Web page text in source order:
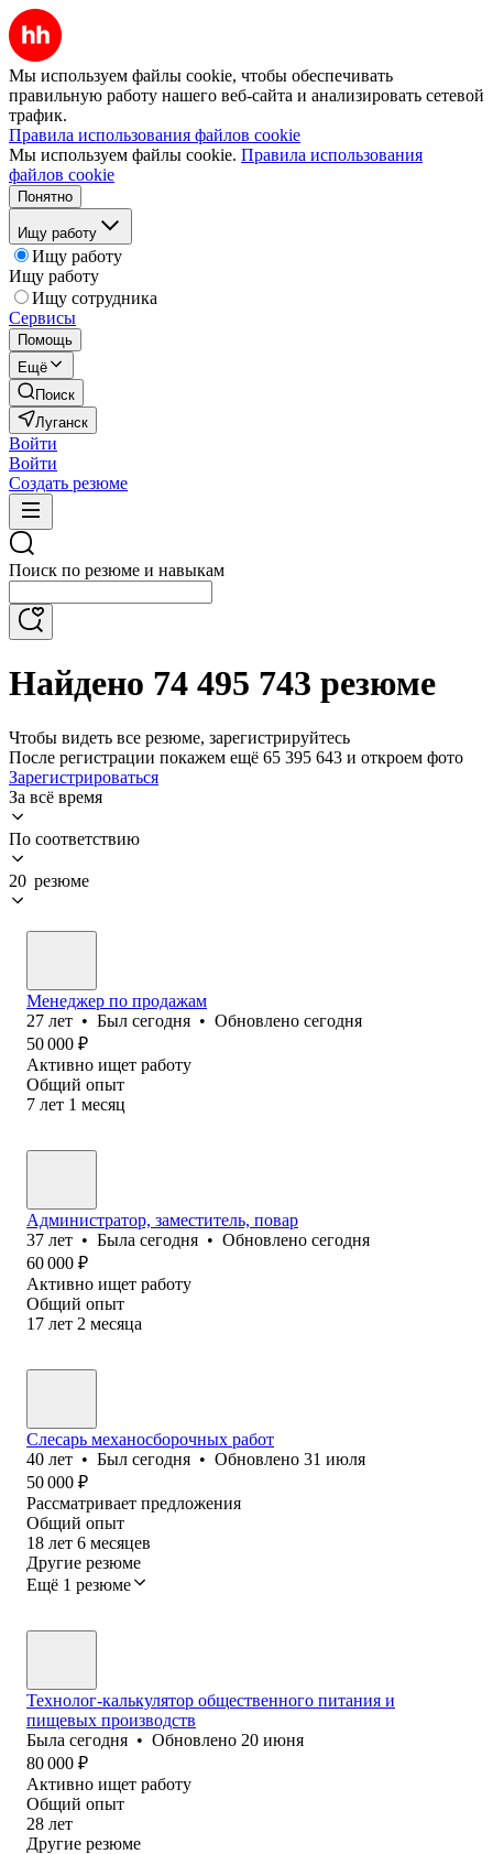
Мы используем файлы cookie, чтобы обеспечивать
правильную работу нашего веб-сайта и анализировать сетевой
трафик.
Правила использования файлов cookie
Мы используем файлы cookie. Правила использования
файлов cookie
Понятно
Ищу работу
Ищу работу
Ищу работу
Ищу сотрудника
Сервисы
Помощь
Ещё
Поиск
Луганск
Войти
Войти
Создать резюме
Поиск по резюме и навыкам
Найдено 74 495 743 резюме
Чтобы видеть все резюме, зарегистрируйтесь
После регистрации покажем ещё 65 395 643 и откроем фото
Зарегистрироваться
За всё время
По соответствию
20 резюме
Менеджер по продажам
27 лет • Был сегодня • Обновлено сегодня
50 000 ₽
Активно ищет работу
Общий опыт
7 лет 1 месяц
Администратор, заместитель, повар
37 лет • Была сегодня • Обновлено сегодня
60 000 ₽
Активно ищет работу
Общий опыт
17 лет 2 месяца
Слесарь механосборочных работ
40 лет • Был сегодня • Обновлено 31 июля
50 000 ₽
Рассматривает предложения
Общий опыт
18 лет 6 месяцев
Другие резюме
Ещё 1 резюме
Технолог-калькулятор общественного питания и
пищевых производств
Была сегодня • Обновлено 20 июня
80 000 ₽
Активно ищет работу
Общий опыт
28 лет
Другие резюме